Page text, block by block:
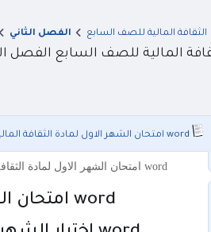
الثقافة المالية للصف السابع الفصل الثاني
word امتحان الشهر الاول لمادة الثقافة المالية للصف السابع الفصل الثاني 2025
word امتحان الشهر الاول لمادة الثقافة المالية للصف السابع الفصل الثاني 2025 word اختبار الشهر الاول مادة الثقافة المالية الصف السابع الفصل الدراسي الث
word امتحان الشهر الاول لمادة الثقافة المالية للصف السابع الفصل الثاني 2025